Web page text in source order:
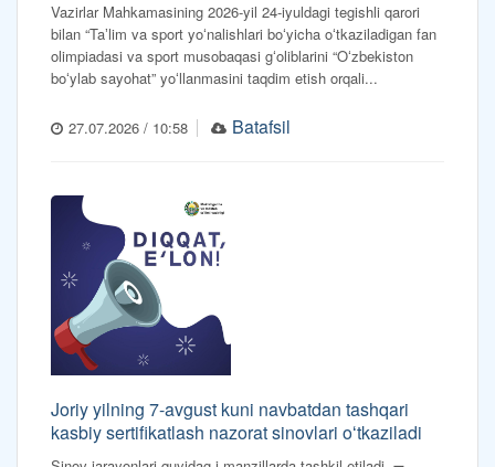
Vazirlar Mahkamasining 2026-yil 24-iyuldagi tegishli qarori
bilan “Taʼlim va sport yoʻnalishlari boʻyicha oʻtkaziladigan fan
olimpiadasi va sport musobaqasi gʻoliblarini “Oʻzbekiston
boʻylab sayohat” yoʻllanmasini taqdim etish orqali...
27.07.2026 / 10:58 Batafsil
Joriy yilning 7-avgust kuni navbatdan tashqari
kasbiy sertifikatlash nazorat sinovlari oʻtkaziladi